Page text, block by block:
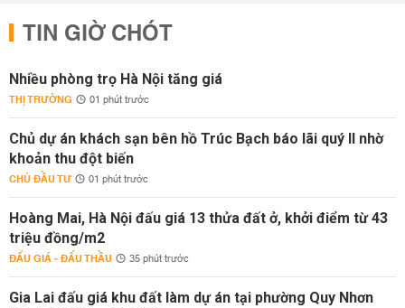
TIN GIỜ CHÓT
Nhiều phòng trọ Hà Nội tăng giá
THỊ TRƯỜNG 01 phút trước
Chủ dự án khách sạn bên hồ Trúc Bạch báo lãi quý II nhờ
khoản thu đột biến
CHỦ ĐẦU TƯ 01 phút trước
Hoàng Mai, Hà Nội đấu giá 13 thửa đất ở, khởi điểm từ 43
triệu đồng/m2
ĐẤU GIÁ - ĐẤU THẦU 35 phút trước
Gia Lai đấu giá khu đất làm dự án tại phường Quy Nhơn